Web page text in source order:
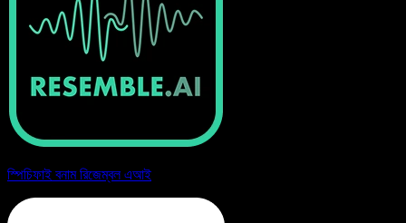
স্পিচিফাই বনাম রিজেম্বল এআই